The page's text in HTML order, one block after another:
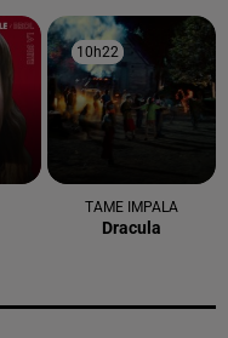
10h22
10h22
TAME IMPALA
Dracula